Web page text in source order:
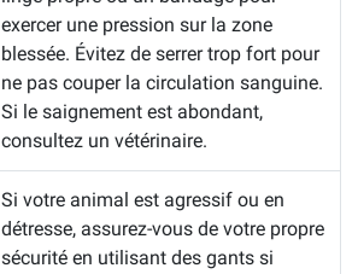
exercer une pression sur la zone
blessée. Évitez de serrer trop fort pour
ne pas couper la circulation sanguine.
Si le saignement est abondant,
consultez un vétérinaire.
Si votre animal est agressif ou en
détresse, assurez-vous de votre propre
sécurité en utilisant des gants si